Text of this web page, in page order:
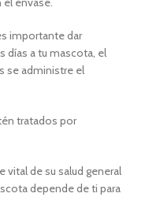
importante dar
días a tu mascota, el
se administre el
tratados por
vital de su salud general
depende de ti para